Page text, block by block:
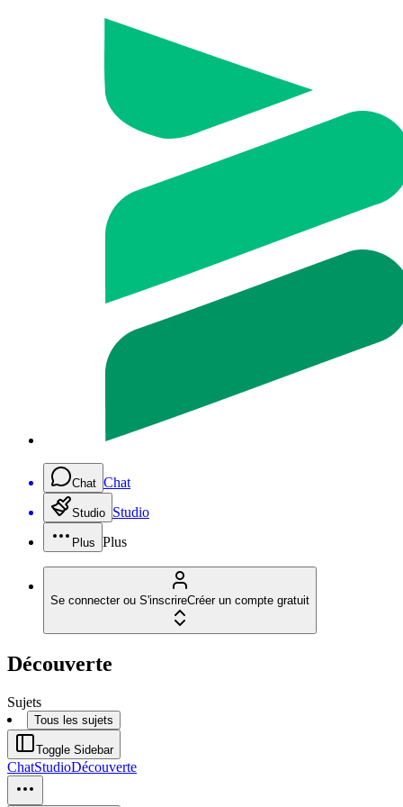
Chat Chat
Studio Studio
Plus Plus
Se connecter ou S'inscrireCréer un compte gratuit
Découverte
Sujets
Tous les sujets
Toggle Sidebar
ChatStudioDécouverte